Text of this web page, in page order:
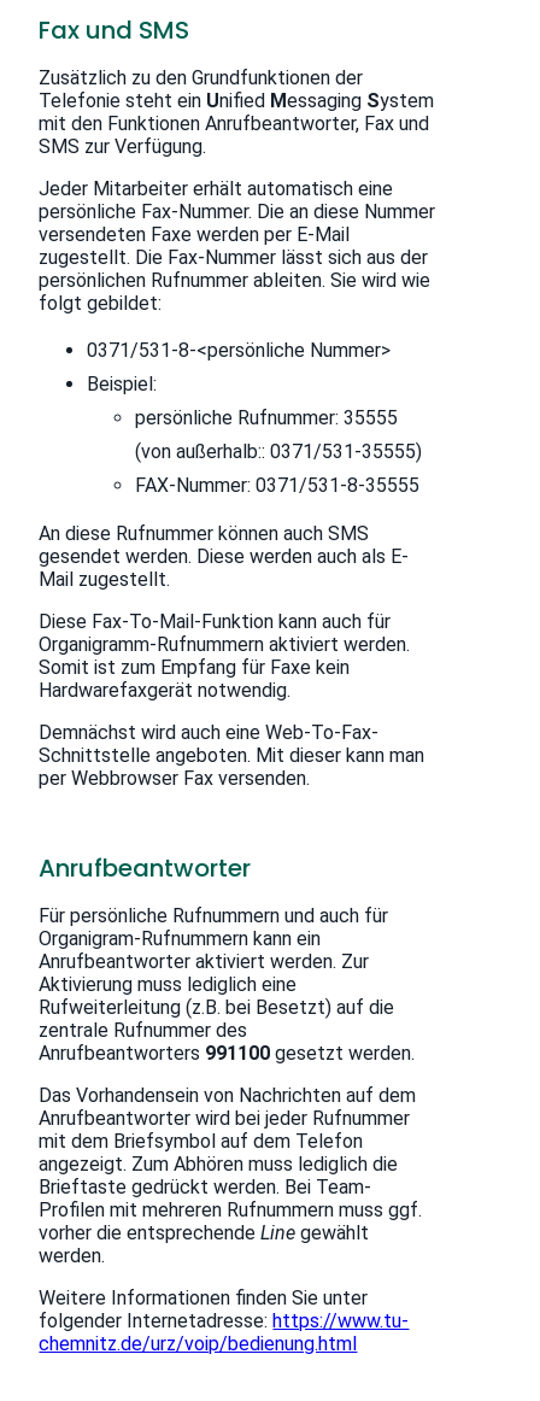
Fax und SMS
Zusätzlich zu den Grundfunktionen der
Telefonie steht ein Unified Messaging System
mit den Funktionen Anrufbeantworter, Fax und
SMS zur Verfügung.
Jeder Mitarbeiter erhält automatisch eine
persönliche Fax-Nummer. Die an diese Nummer
versendeten Faxe werden per E-Mail
zugestellt. Die Fax-Nummer lässt sich aus der
persönlichen Rufnummer ableiten. Sie wird wie
folgt gebildet:
0371/531-8-<persönliche Nummer>
Beispiel:
persönliche Rufnummer: 35555
(von außerhalb:: 0371/531-35555)
FAX-Nummer: 0371/531-8-35555
An diese Rufnummer können auch SMS
gesendet werden. Diese werden auch als E-
Mail zugestellt.
Diese Fax-To-Mail-Funktion kann auch für
Organigramm-Rufnummern aktiviert werden.
Somit ist zum Empfang für Faxe kein
Hardwarefaxgerät notwendig.
Demnächst wird auch eine Web-To-Fax-
Schnittstelle angeboten. Mit dieser kann man
per Webbrowser Fax versenden.
Anrufbeantworter
Für persönliche Rufnummern und auch für
Organigram-Rufnummern kann ein
Anrufbeantworter aktiviert werden. Zur
Aktivierung muss lediglich eine
Rufweiterleitung (z.B. bei Besetzt) auf die
zentrale Rufnummer des
Anrufbeantworters 991100 gesetzt werden.
Das Vorhandensein von Nachrichten auf dem
Anrufbeantworter wird bei jeder Rufnummer
mit dem Briefsymbol auf dem Telefon
angezeigt. Zum Abhören muss lediglich die
Brieftaste gedrückt werden. Bei Team-
Profilen mit mehreren Rufnummern muss ggf.
vorher die entsprechendeLine gewählt
werden.
Weitere Informationen finden Sie unter
folgender Internetadresse: https://www.tu-
chemnitz.de/urz/voip/bedienung.html